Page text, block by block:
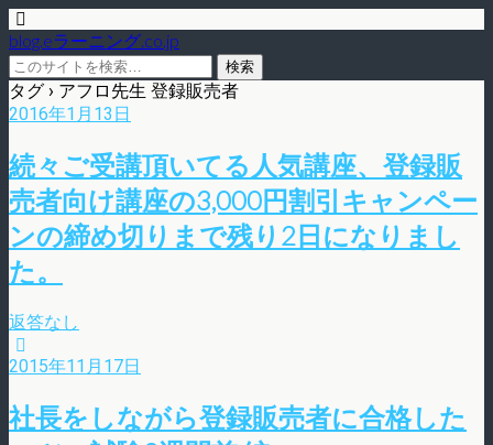
blog.eラーニング.co.jp
タグ › アフロ先生 登録販売者
2016年1月13日
続々ご受講頂いてる人気講座、登録販
売者向け講座の3,000円割引キャンペー
ンの締め切りまで残り2日になりまし
た。
返答なし
2015年11月17日
社長をしながら登録販売者に合格した